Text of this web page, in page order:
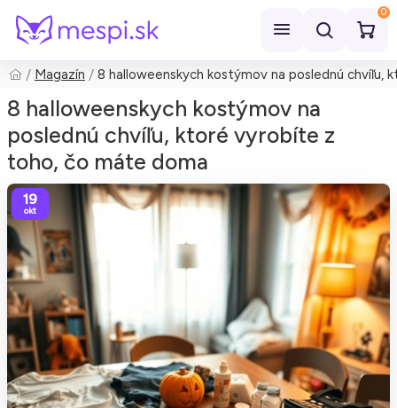
0
Hľadať
Magazín 8 halloweenskych kostýmov na poslednú
8 halloweenskych kostýmov na
poslednú chvíľu, ktoré vyrobíte z
toho, čo máte doma
19
okt